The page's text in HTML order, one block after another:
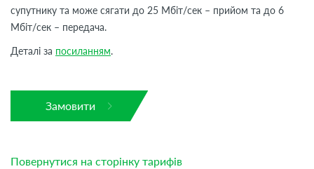
супутнику та може сягати до 25 Мбіт/сек – прийом та до 6
Мбіт/сек – передача.
Деталі за посиланням.
Замовити
Повернутися на сторінку тарифів